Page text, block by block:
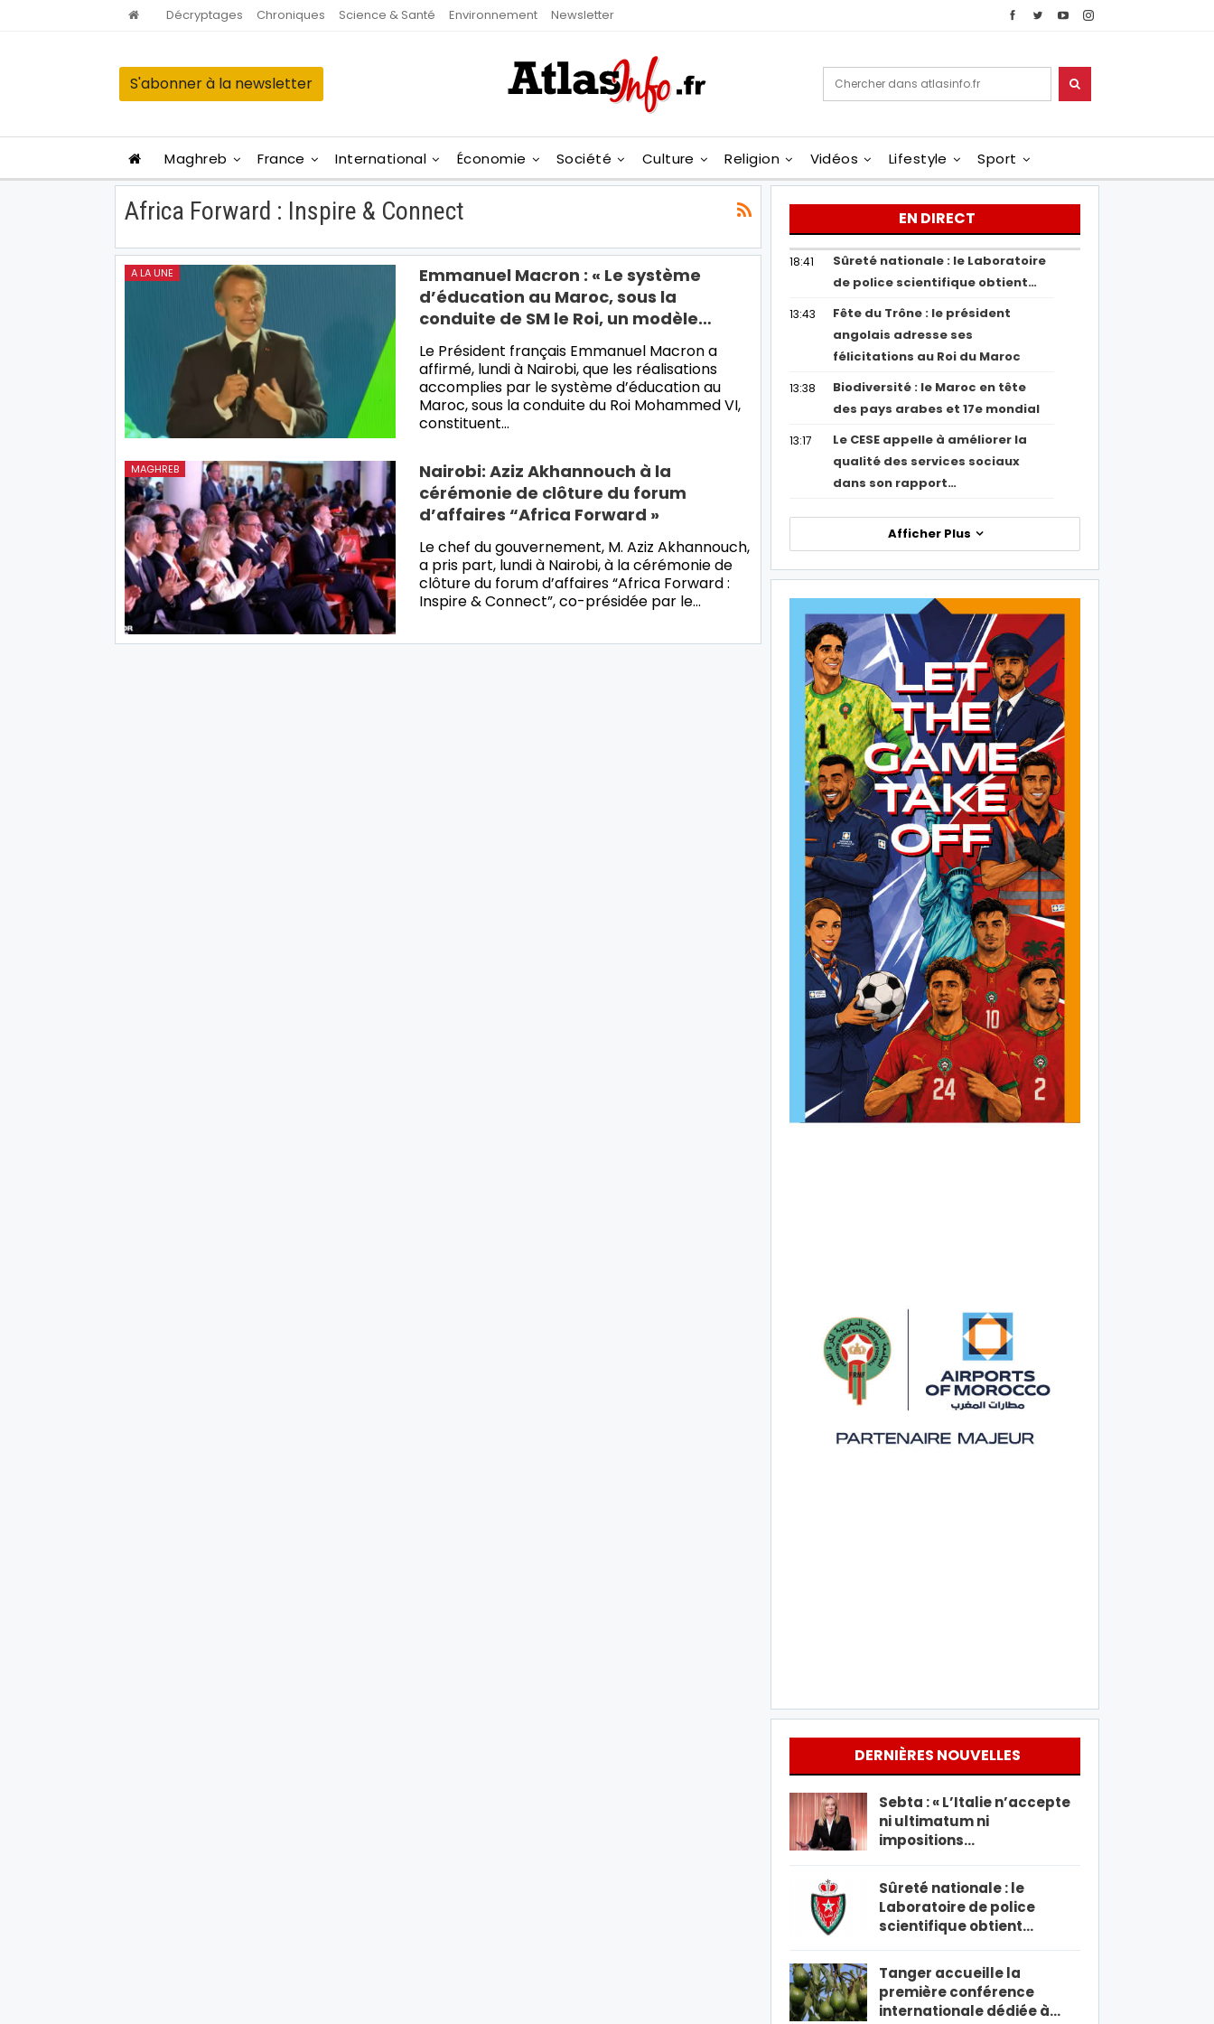
Décryptages Chroniques Science & Santé Environnement Newsletter
S'abonner à la newsletter
Maghreb France International Économie Société Culture Religion Vidéos Lifestyle Sport
Africa Forward : Inspire & Connect
A LA UNE
Emmanuel Macron : « Le système
d’éducation au Maroc, sous la
conduite de SM le Roi, un modèle…
Le Président français Emmanuel Macron a
affirmé, lundi à Nairobi, que les réalisations
accomplies par le système d’éducation au
Maroc, sous la conduite du Roi Mohammed VI,
constituent…
MAGHREB
Nairobi: Aziz Akhannouch à la
cérémonie de clôture du forum
d’affaires “Africa Forward »
Le chef du gouvernement, M. Aziz Akhannouch,
a pris part, lundi à Nairobi, à la cérémonie de
clôture du forum d’affaires “Africa Forward :
Inspire & Connect”, co-présidée par le…
EN DIRECT
18:41
Sûreté nationale : le Laboratoire
de police scientifique obtient…
13:43
Fête du Trône : le président
angolais adresse ses
félicitations au Roi du Maroc
13:38
Biodiversité : le Maroc en tête
des pays arabes et 17e mondial
13:17
Le CESE appelle à améliorer la
qualité des services sociaux
dans son rapport…
Afficher Plus
DERNIÈRES NOUVELLES
Sebta : « L’Italie n’accepte
ni ultimatum ni
impositions…
Sûreté nationale : le
Laboratoire de police
scientifique obtient…
Tanger accueille la
première conférence
internationale dédiée à…